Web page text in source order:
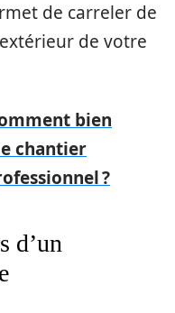
de carreler de
de votre
bien
chantier
?
d’un